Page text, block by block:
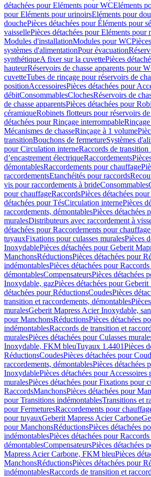
détachées pour Eléments pour WCEléments
pour Eléments pour urinoirsEléments pour
douchePièces détachées pour Éléments pour
vaissellePièces détachées pour Eléments pour
Modules d'installationModules pour WC
systèmes d'alimentationPour évacuation
synthétiqueA fixer sur la cuvettePièces
hauteurRéservoirs de chasse apparents pour
cuvetteTubes de rinçage pour réservoirs de
positionAccessoiresPièces détachées pour
débitConsommablesClochesRéservoirs de
de chasse apparentsPièces détachées pour
céramiqueRobinets flotteurs pour réservoirs
détachées pour Rinçage interrompable
Mécanismes de chasseRinçage à 1 volume
transitionBouchons de fermetureSystèmes
pour Circulation interneRaccords de transition
d’encastrement électriqueRaccordements
démontablesRaccordements pour chauffage
raccordementsEtanchéités pour raccords
vis pour raccordements à brideConsommables
pour chauffageRaccordsPièces détachées
détachées pour TésCirculation internePièces
raccordements, démontablesPièces détachées
muralesDistributeurs avec raccordement à
détachées pour Raccordements pour chauffage
tuyauxFixations pour culasses muralesPièces
InoxydablePièces détachées pour Geberit
ManchonsRéductionsPièces détachées pour
indémontablesPièces détachées pour
démontablesCompensateursPièces détachées
Inoxydable, gazPièces détachées pour
détachées pour RéductionsCoudesPièces
transition et raccordements, démontables
muralesGeberit Mapress Acier Inoxydable,
pour ManchonsRéductionsPièces détachées
indémontablesRaccords de transition et
muralesPièces détachées pour Culasses
Inoxydable, FKM bleuTuyaux 1.4401Pièces
RéductionsCoudesPièces détachées pour
raccordements, démontablesPièces détachées
InoxydablePièces détachées pour
muralesPièces détachées pour Fixations pour
RaccordsManchonsPièces détachées pour
pour Transitions indémontablesTransitions et
pour FermeturesRaccordements pour
pour tuyauxGeberit Mapress Acier Carbone
pour ManchonsRéductionsPièces détachées
indémontablesPièces détachées pour
démontablesCompensateursPièces détachées
Mapress Acier Carbone, FKM bleuPièces
ManchonsRéductionsPièces détachées pour
indémontablesRaccords de transition et